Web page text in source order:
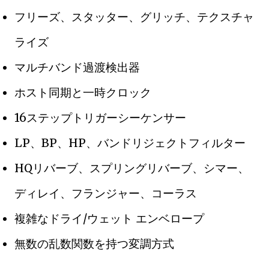
フリーズ、スタッター、グリッチ、テクスチャ
ライズ
マルチバンド過渡検出器
ホスト同期と一時クロック
16ステップトリガーシーケンサー
LP、BP、HP、バンドリジェクトフィルター
HQリバーブ、スプリングリバーブ、シマー、
ディレイ、フランジャー、コーラス
複雑なドライ/ウェット エンベロープ
無数の乱数関数を持つ変調方式